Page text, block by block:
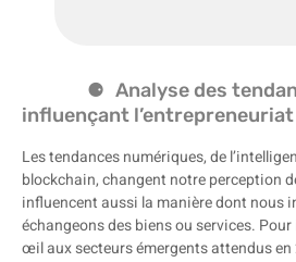
Analyse des
influençant l’entrepreneuriat
Les tendances numériques, de
blockchain, changent notre perception
influencent aussi la manière dont nous
échangeons des biens ou services.
œil aux secteurs émergents attendus en